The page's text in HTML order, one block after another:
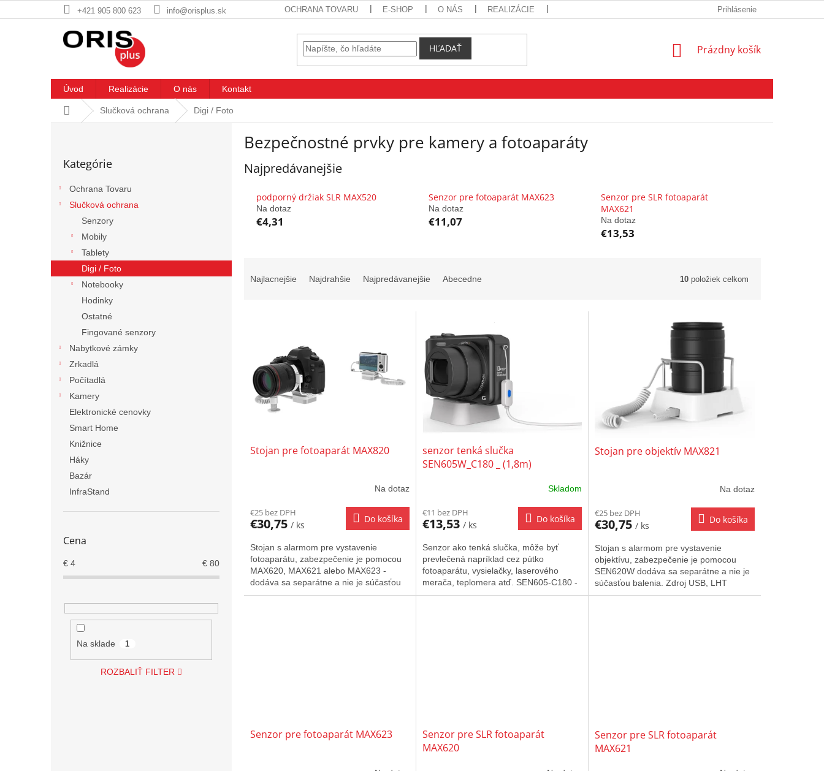
na
+421 905 800 623 info@orisplus.sk OCHRANA TOVARU E-SHOP O NÁS REALIZÁCIE GDPR
Prihlásenie
HĽADAŤ
NÁKUPNÝ
Prázdny košík
Úvod Realizácie O nás Kontakt
DomovSlučková ochrana Digi / Foto
kategórie
Kategórie
Ochrana Tovaru
Slučková ochrana
Senzory
Mobily
Tablety
Digi / Foto
Notebooky
Hodinky
Ostatné
Fingované senzory
Nabytkové zámky
Zrkadlá
Počítadlá
Kamery
Elektronické cenovky
Smart Home
Knižnice
Háky
Bazár
InfraStand
Cena
€ 4 € 80
Na sklade 1
ROZBALIŤ FILTER
Bezpečnostné prvky pre kamery a fotoaparáty
Najpredávanejšie
podporný držiak SLR MAX520
Na dotaz
€4,31
Senzor pre fotoaparát MAX623
Na dotaz
€11,07
Senzor pre SLR fotoaparát
MAX621
Na dotaz
€13,53
o
Najlacnejšie Najdrahšie Najpredávanejšie Abecedne 10 položiek celkom
Stojan pre fotoaparát MAX820
Na dotaz
€25 bez DPH
€30,75 / ks
Do košíka
Stojan s alarmom pre vystavenie
fotoaparátu, zabezpečenie je pomocou
MAX620, MAX621 alebo MAX623 -
dodáva sa separátne a nie je súčasťou
balenia. Zdroj USB, LHT kompatibilný,...
senzor tenká slučka
SEN605W_C180 _ (1,8m)
Skladom
€11 bez DPH
€13,53 / ks
Do košíka
Senzor ako tenká slučka, môže byť
prevlečená napríklad cez pútko
fotoaparátu, vysielačky, laserového
merača, teplomera atď. SEN605-C180 -
senzor tenká slučka - dĺžka 1,8m - je...
Stojan pre objektív MAX821
Na dotaz
€25 bez DPH
€30,75 / ks
Do košíka
Stojan s alarmom pre vystavenie
objektívu, zabezpečenie je pomocou
SEN620W dodáva sa separátne a nie je
súčasťou balenia. Zdroj USB, LHT
kompatibilný, 5,5V/2A nie je súčasťou...
Senzor pre fotoaparát MAX623
Senzor pre SLR fotoaparát
MAX620
Senzor pre SLR fotoaparát
MAX621